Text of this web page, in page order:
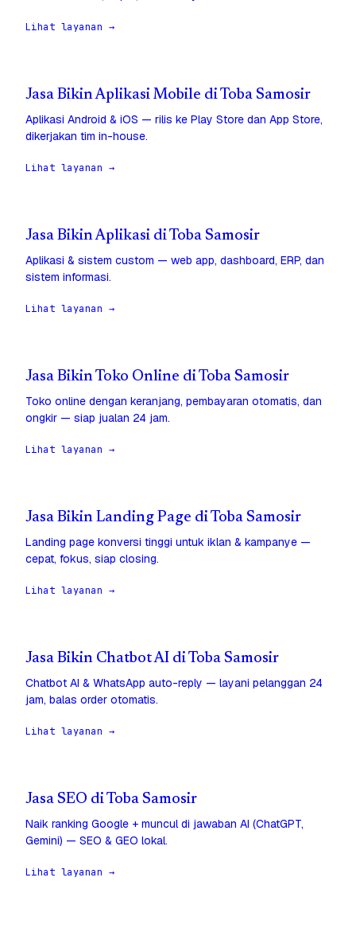
Lihat layanan →
Jasa Bikin Aplikasi Mobile di Toba Samosir
Aplikasi Android & iOS — rilis ke Play Store dan App Store,
dikerjakan tim in-house.
Lihat layanan →
Jasa Bikin Aplikasi di Toba Samosir
Aplikasi & sistem custom — web app, dashboard, ERP, dan
sistem informasi.
Lihat layanan →
Jasa Bikin Toko Online di Toba Samosir
Toko online dengan keranjang, pembayaran otomatis, dan
ongkir — siap jualan 24 jam.
Lihat layanan →
Jasa Bikin Landing Page di Toba Samosir
Landing page konversi tinggi untuk iklan & kampanye —
cepat, fokus, siap closing.
Lihat layanan →
Jasa Bikin Chatbot AI di Toba Samosir
Chatbot AI & WhatsApp auto-reply — layani pelanggan 24
jam, balas order otomatis.
Lihat layanan →
Jasa SEO di Toba Samosir
Naik ranking Google + muncul di jawaban AI (ChatGPT,
Gemini) — SEO & GEO lokal.
Lihat layanan →